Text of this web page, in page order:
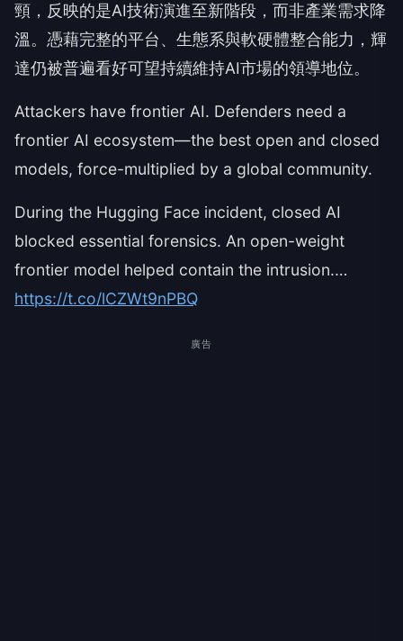
頸，反映的是AI技術演進至新階段，而非產業需求降
溫。憑藉完整的平台、生態系與軟硬體整合能力，輝
達仍被普遍看好可望持續維持AI市場的領導地位。
Attackers have frontier AI. Defenders need a
frontier AI ecosystem—the best open and closed
models, force-multiplied by a global community.
During the Hugging Face incident, closed AI
blocked essential forensics. An open-weight
frontier model helped contain the intrusion.…
https://t.co/lCZWt9nPBQ
廣告